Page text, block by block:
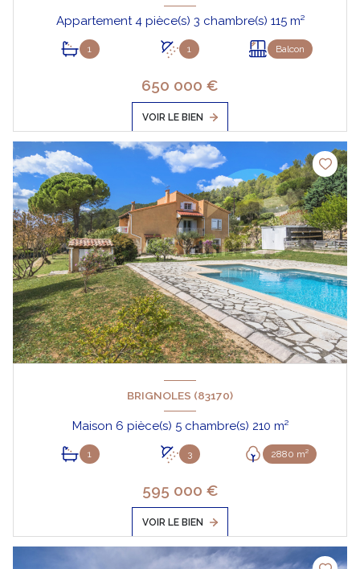
Appartement 4 pièce(s) 3 chambre(s) 115 m²
1 1 Balcon
650 000 €
VOIR LE BIEN
BRIGNOLES (83170)
Maison 6 pièce(s) 5 chambre(s) 210 m²
1 3 2880 m²
595 000 €
VOIR LE BIEN